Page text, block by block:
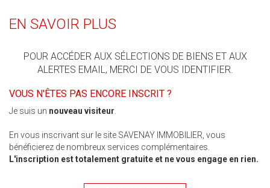
EN SAVOIR PLUS
POUR ACCÉDER AUX SÉLECTIONS DE BIENS ET AUX
ALERTES EMAIL, MERCI DE VOUS IDENTIFIER.
VOUS N'ÊTES PAS ENCORE INSCRIT ?
Je suis un nouveau visiteur.
En vous inscrivant sur le site SAVENAY IMMOBILIER, vous
bénéficierez de nombreux services complémentaires.
L'inscription est totalement gratuite et ne vous engage en rien.